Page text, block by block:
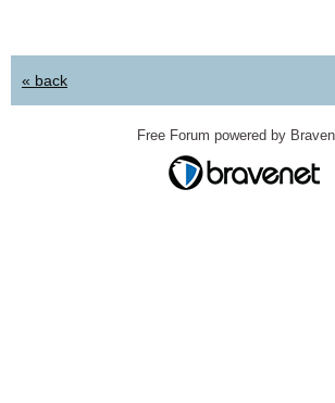
« back
Free Forum powered by